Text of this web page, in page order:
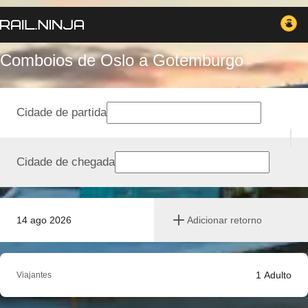
Comboios de Oslo a Gotemburgo
14 ago 2026 Adicionar retorno
Cidade de partida
Cidade de chegada
Viajantes 1 Adulto